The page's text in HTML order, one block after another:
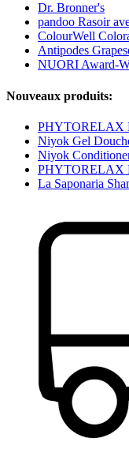
Dr. Bronner's
pandoo Rasoir
ColourWell
Antipodes
NUORI Award-
Nouveaux produits:
PHYTORELAX
Niyok Gel
Niyok
PHYTORELAX
La Saponaria